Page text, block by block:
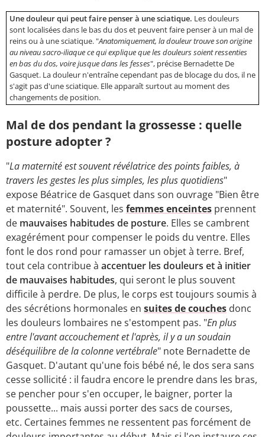
Une douleur qui peut faire penser à une sciatique. Les douleurs
sont localisées dans le bas du dos et peuvent faire penser à un mal de
reins ou à une sciatique. "Anatomiquement, la douleur trouve son origine
au niveau sacro-iliaque ce qui explique que les douleurs soient ressenties
en bas du dos, voire jusque dans les fesses", précise Bernadette De
Gasquet. La douleur n'entraîne cependant pas de blocage du dos, il ne
s'agit pas d'une sciatique. Elle apparaît surtout au moment des
changements de position.
Mal de dos pendant la grossesse : quelle
posture adopter ?
"La maternité est souvent révélatrice des points faibles, à
travers les gestes les plus simples, les plus quotidiens"
expose Béatrice de Gasquet dans son ouvrage "Bien être
et maternité". Souvent, les femmes enceintes prennent
de mauvaises habitudes de posture. Elles se cambrent
exagérément pour compenser le poids du ventre. Elles
font le dos rond pour ramasser un objet à terre. Bref,
tout cela contribue à accentuer les douleurs et à initier
de mauvaises habitudes, qui seront le plus souvent
difficile à perdre. De plus, le corps est toujours soumis à
des sécrétions hormonales en suites de couches donc
les douleurs lombaires ne s'estompent pas. "En plus
entre l'avant accouchement et l'après, il y a un soudain
déséquilibre de la colonne vertébrale" note Bernadette de
Gasquet. D'autant qu'une fois bébé né, le dos sera sans
cesse sollicité : il faudra encore le prendre dans les bras,
se pencher pour s'en occuper, le baigner, porter la
poussette... mais aussi porter des sacs de courses,
etc. Certaines femmes ne ressentent pas forcément de